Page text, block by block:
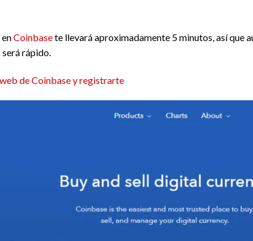
Coinbasete llevará aproximadamente 5 minutos, así que
rápido.
de Coinbase y registrarte